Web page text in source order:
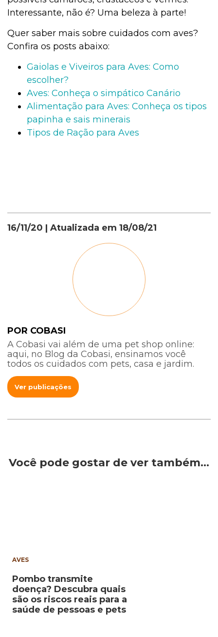
Interessante, não é? Uma beleza à parte!
Quer saber mais sobre cuidados com aves?
Confira os posts abaixo:
Gaiolas e Viveiros para Aves: Como
escolher?
Aves: Conheça o simpático Canário
Alimentação para Aves: Conheça os tipos
papinha e sais minerais
Tipos de Ração para Aves
16/11/20 | Atualizada em 18/08/21
POR COBASI
A Cobasi vai além de uma pet shop online:
aqui, no Blog da Cobasi, ensinamos você
todos os cuidados com pets, casa e jardim.
Ver publicações
Você pode gostar de ver também…
AVES
Pombo transmite
doença? Descubra quais
são os riscos reais para a
saúde de pessoas e pets